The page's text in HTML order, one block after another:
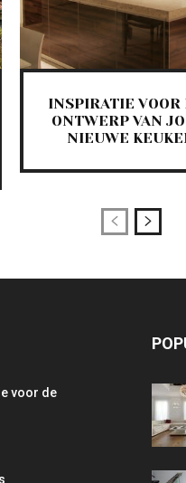
INSPIRATIE VOOR
ONTWERP VAN
NIEUWE
voor de